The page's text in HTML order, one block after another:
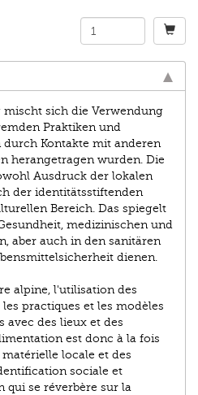
sich die Verwendung
Praktiken und
durch Kontakte mit anderen
herangetragen wurden. Die
Ausdruck der lokalen
der identitätsstiftenden
Bereich. Das spiegelt
medizinischen und
aber auch in den sanitären
dienen.
alpine, l'utilisation des
practiques et les modèles
avec des lieux et des
est donc à la fois
locale et des
sociale et
qui se réverbère sur la